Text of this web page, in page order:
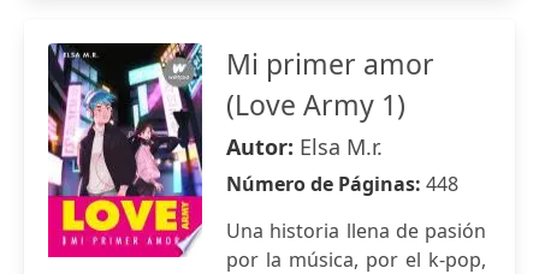
Mi primer amor
(Love Army 1)
Autor: Elsa M.r.
Número de Páginas: 448
Una historia llena de pasión
por la música, por el k-pop,